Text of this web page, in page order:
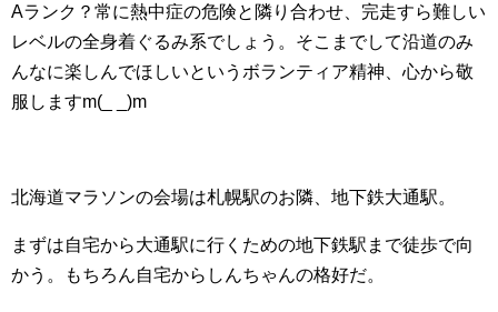
Aランク？常に熱中症の危険と隣り合わせ、完走すら難しい
レベルの全身着ぐるみ系でしょう。そこまでして沿道のみ
んなに楽しんでほしいというボランティア精神、心から敬
服しますm(_ _)m
北海道マラソンの会場は札幌駅のお隣、地下鉄大通駅。
まずは自宅から大通駅に行くための地下鉄駅まで徒歩で向
かう。もちろん自宅からしんちゃんの格好だ。